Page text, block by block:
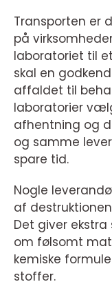
Transporten er
på
laboratoriet til
skal en
affaldet til
laboratorier
afhentning og
og samme
spare tid.
Nogle
af
Det giver
om følsomt
kemiske
stoffer.